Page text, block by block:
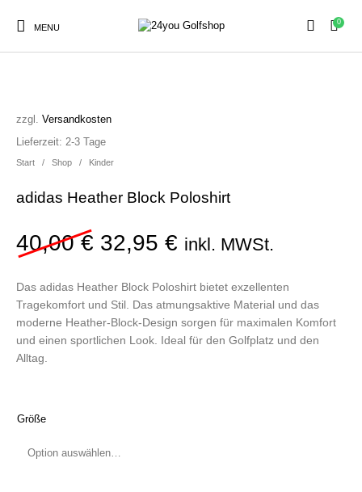
MENU
0
Sale
Zubehör Kinder
SALE!
Start / Shop / Kinder
adidas Heather Block Poloshirt
40,00€ Ursprünglicher Preis
32,95€ Aktueller Preis
inkl. MWSt.
zzgl.Versandkosten
Das adidas Heather Block Poloshirt bietet exzellenten
Tragekomfort und Stil. Das atmungsaktive Material und das
moderne Heather-Block-Design sorgen für maximalen Komfort
und einen sportlichen Look. Ideal für den Golfplatz und den
Alltag.
Lieferzeit:2-3 Tage
Größe